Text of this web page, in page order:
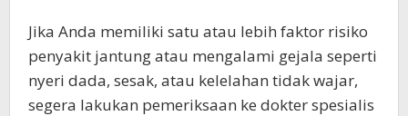
Jika Anda memiliki satu atau lebih faktor risiko
penyakit jantung atau mengalami gejala seperti
nyeri dada, sesak, atau kelelahan tidak wajar,
segera lakukan pemeriksaan ke dokter spesialis